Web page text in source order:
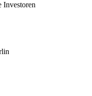
Investoren